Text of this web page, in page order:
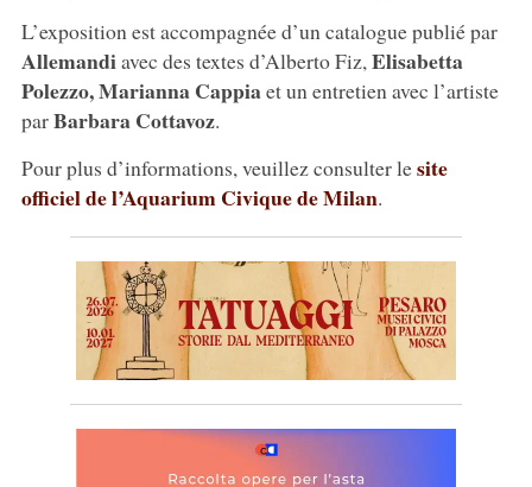
L’exposition est accompagnée d’un catalogue publié par
Allemandiavec des textes d’Alberto Fiz, Elisabetta
Polezzo, Marianna Cappiaet un entretien avec l’artiste
parBarbara Cottavoz.
Pour plus d’informations, veuillez consulter lesite
officiel de l’Aquarium Civique de Milan.